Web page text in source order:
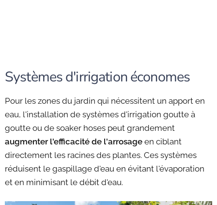
Systèmes d'irrigation économes
Pour les zones du jardin qui nécessitent un apport en
eau, l'installation de systèmes d'irrigation goutte à
goutte ou de soaker hoses peut grandement
augmenter l'efficacité de l'arrosage en ciblant
directement les racines des plantes. Ces systèmes
réduisent le gaspillage d'eau en évitant l'évaporation
et en minimisant le débit d'eau.